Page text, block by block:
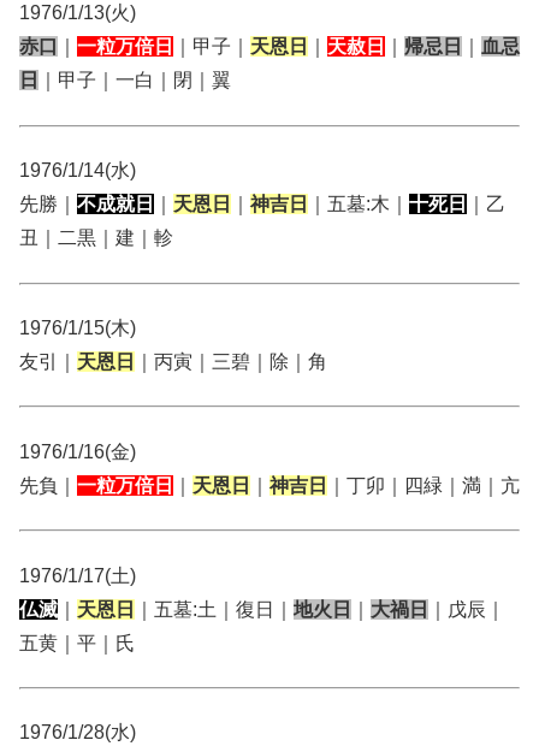
1976/1/13(火)
赤口
一粒万倍日 ｜甲子｜ 天恩日 天赦日 帰忌日
血忌
日
｜甲子｜一白｜閉｜翼
1976/1/14(水)
先勝｜ 不成就日 天恩日 神吉日 ｜五墓:木｜ 十死日
｜乙
丑｜二黒｜建｜軫
1976/1/15(木)
友引｜ 天恩日 ｜丙寅｜三碧｜除｜角
1976/1/16(金)
先負｜ 一粒万倍日 天恩日 神吉日 ｜丁卯｜四緑｜満｜亢
1976/1/17(土)
仏滅
天恩日 ｜五墓:土｜復日｜ 地火日 大禍日
｜戊辰｜
五黄｜平｜氏
1976/1/28(水)